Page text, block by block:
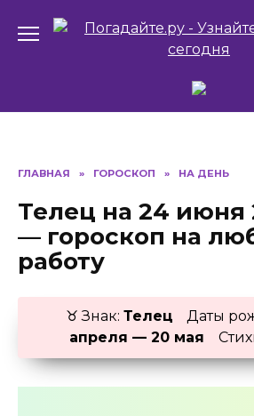
ГЛАВНАЯ » ГОРОСКОП » НА ДЕНЬ
Телец на 24 июня
— гороскоп на
работу
♉ Знак: Телец Даты
апреля — 20 мая